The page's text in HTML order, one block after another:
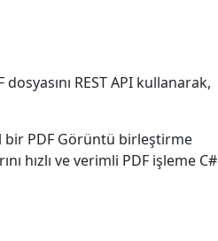
REST API kullanarak,
bir PDF Görüntü birleştirme
hızlı ve verimli PDF işleme C#